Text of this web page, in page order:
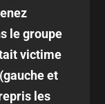
le groupe
victime
et
les